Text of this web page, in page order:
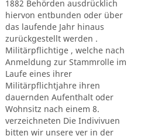
1882 Behörden ausdrücklich
hiervon entbunden oder über
das laufende Jahr hinaus
zurückgestellt werden .
Militärpflichtige , welche nach
Anmeldung zur Stammrolle im
Laufe eines ihrer
Militärpflichtjahre ihren
dauernden Aufenthalt oder
Wohnsitz nach einem 8.
verzeichneten Die Indivivuen
bitten wir unsere ver in der